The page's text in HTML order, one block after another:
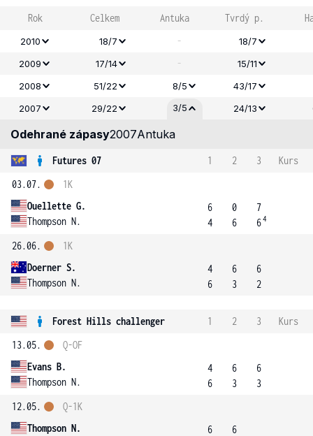
Rok Celkem Antuka Tvrdý p.
2010 18/7 -
18/7
2009
17/14 -
15/11
2008
51/22 8/5
43/17
2007
29/22 3/5 24/13
Odehrané zápasy2007Antuka
Futures 07 1 2 3
Kurs
03.07.
Ouellette G.
Thompson N.
1K
6
4
0
6
7
64
26.06.
Doerner S.
Thompson N.
1K
4
6
6
3
6
2
Forest Hills challenger 1 2 3
Kurs
13.05.
Evans B.
Thompson N.
Q-OF
4
6
6
3
6
3
12.05.
Thompson N.
Q-1K
6
6